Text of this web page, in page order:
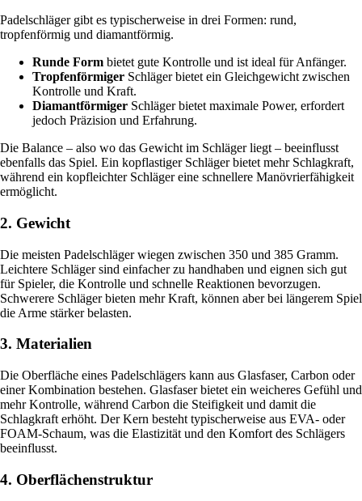
Padelschläger gibt es typischerweise in drei Formen: rund,
tropfenförmig und diamantförmig.
Runde Form bietet gute Kontrolle und ist ideal für Anfänger.
Tropfenförmiger Schläger bietet ein Gleichgewicht zwischen
Kontrolle und Kraft.
Diamantförmiger Schläger bietet maximale Power, erfordert
jedoch Präzision und Erfahrung.
Die Balance – also wo das Gewicht im Schläger liegt – beeinflusst
ebenfalls das Spiel. Ein kopflastiger Schläger bietet mehr Schlagkraft,
während ein kopfleichter Schläger eine schnellere Manövrierfähigkeit
ermöglicht.
2. Gewicht
Die meisten Padelschläger wiegen zwischen 350 und 385 Gramm.
Leichtere Schläger sind einfacher zu handhaben und eignen sich gut
für Spieler, die Kontrolle und schnelle Reaktionen bevorzugen.
Schwerere Schläger bieten mehr Kraft, können aber bei längerem Spiel
die Arme stärker belasten.
3. Materialien
Die Oberfläche eines Padelschlägers kann aus Glasfaser, Carbon oder
einer Kombination bestehen. Glasfaser bietet ein weicheres Gefühl und
mehr Kontrolle, während Carbon die Steifigkeit und damit die
Schlagkraft erhöht. Der Kern besteht typischerweise aus EVA- oder
FOAM-Schaum, was die Elastizität und den Komfort des Schlägers
beeinflusst.
4. Oberflächenstruktur